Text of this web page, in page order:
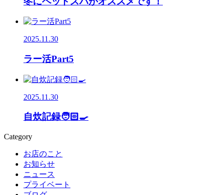
2025.11.30
ラー活Part5
2025.11.30
自炊記録🧑🏻‍🍳
Category
お店のこと
お知らせ
ニュース
プライベート